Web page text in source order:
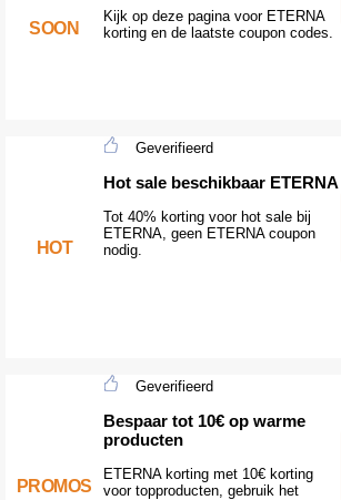
SOON
Kijk op deze pagina voor ETERNA
korting en de laatste coupon codes.
HOT
Geverifieerd
Hot sale beschikbaar ETERNA
Tot 40% korting voor hot sale bij
ETERNA, geen ETERNA coupon
nodig.
PROMOS
Geverifieerd
Bespaar tot 10€ op warme
producten
ETERNA korting met 10€ korting
voor topproducten, gebruik het